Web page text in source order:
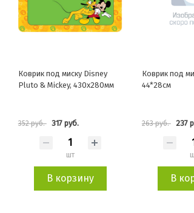
Коврик под миску Disney
Pluto & Mickey, 430x280мм
352 руб. 317 руб.
шт
В корзину
Коврик под
44*28см
263 руб. 237
В